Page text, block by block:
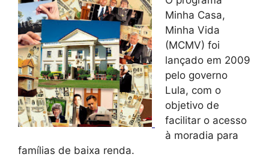
Minha Casa,
Minha Vida
(MCMV) foi
lançado em 2009
pelo governo
Lula, com o
objetivo de
facilitar o acesso
à moradia para
famílias de baixa renda.